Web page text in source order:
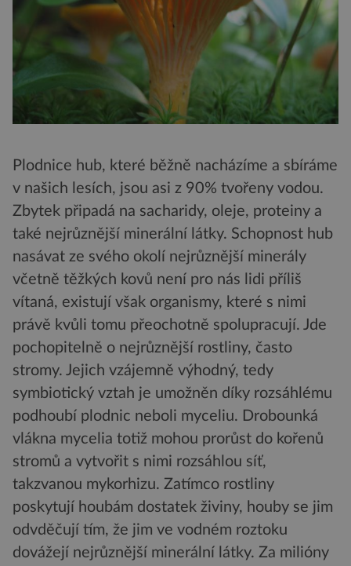
Plodnice hub, které běžně nacházíme a sbíráme
v našich lesích, jsou asi z 90% tvořeny vodou.
Zbytek připadá na sacharidy, oleje, proteiny a
také nejrůznější minerální látky. Schopnost hub
nasávat ze svého okolí nejrůznější minerály
včetně těžkých kovů není pro nás lidi příliš
vítaná, existují však organismy, které s nimi
právě kvůli tomu přeochotně spolupracují. Jde
pochopitelně o nejrůznější rostliny, často
stromy. Jejich vzájemně výhodný, tedy
symbiotický vztah je umožněn díky rozsáhlému
podhoubí plodnic neboli myceliu. Drobounká
vlákna mycelia totiž mohou prorůst do kořenů
stromů a vytvořit s nimi rozsáhlou síť,
takzvanou mykorhizu. Zatímco rostliny
poskytují houbám dostatek živiny, houby se jim
odvděčují tím, že jim ve vodném roztoku
dovážejí nejrůznější minerální látky. Za milióny